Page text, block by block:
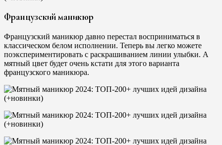
Французский маникюр
Французский маникюр давно перестал восприниматься в
классическом белом исполнении. Теперь вы легко можете
поэкспериментировать с раскрашиванием линии улыбки. А
мятный цвет будет очень кстати для этого варианта
французского маникюра.